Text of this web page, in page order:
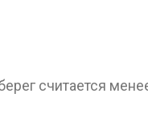
считается